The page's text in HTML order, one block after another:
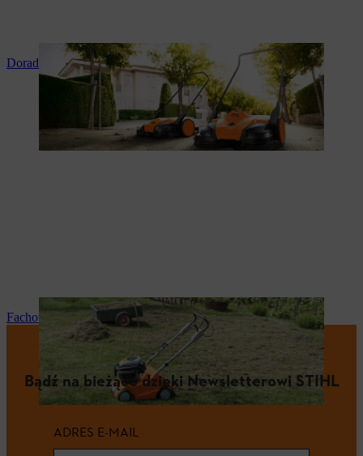
Doradztwo i instruktaż produktowy
Fachowy serwis i naprawy
Bądź na bieżąco dzięki Newsletterowi STIHL
ADRES E-MAIL